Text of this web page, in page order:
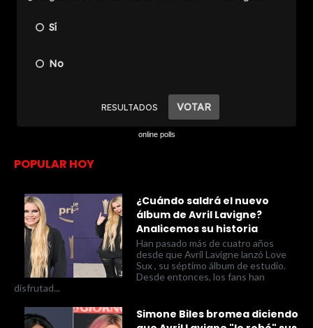
online polls
POPULAR HOY
¿Cuándo saldrá el nuevo
álbum de Avril Lavigne?
Analicemos su historia
Han pasado más de cuatro años
desde que Avril Lavigne lanzó Love
Sux , su séptimo álbum de estudio.
Desde entonces, los fans han
disfrutad...
Simone Biles bromea diciendo